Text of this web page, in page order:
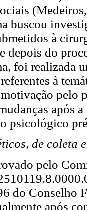
buscou
à
depois do
foi realizada
à
pelo
após
psicológico
de coleta
pelo
do Conselho
após